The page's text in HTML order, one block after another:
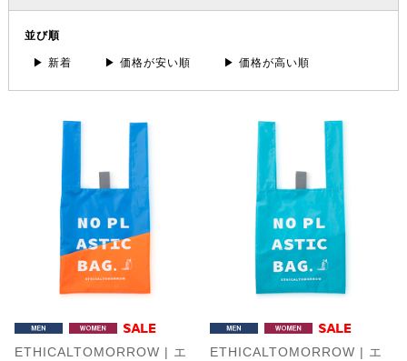
並び順
▶ 新着 ▶ 価格が安い順 ▶ 価格が高い順
ETHICALTOMORROW | エ
ETHICALTOMORROW | エ